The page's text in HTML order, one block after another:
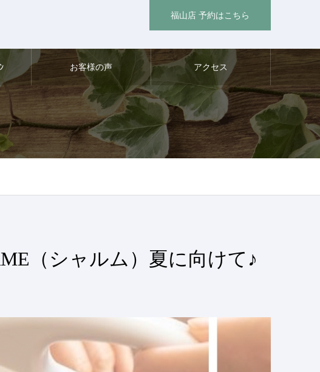
福山店 予約はこちら
お客様の声 アクセス
（シャルム）夏に向けて♪